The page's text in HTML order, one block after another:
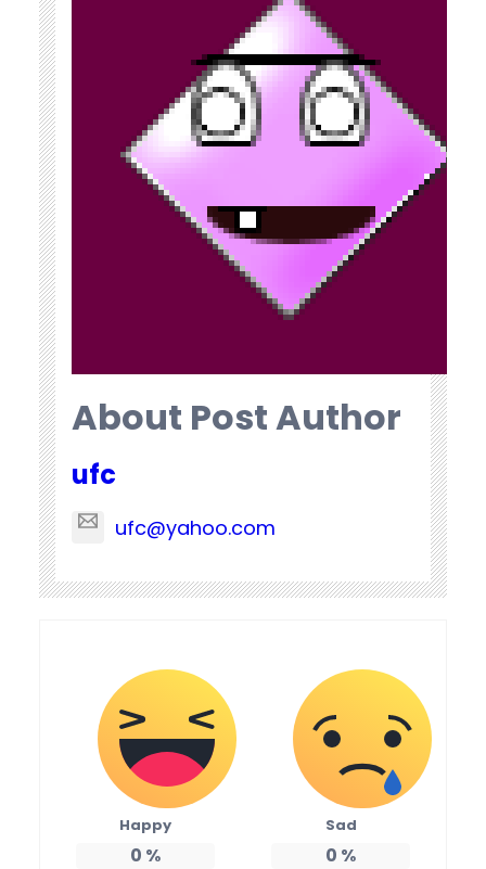
About Post Author
ufc
ufc@yahoo.com
Happy
0 %
Sad
0 %